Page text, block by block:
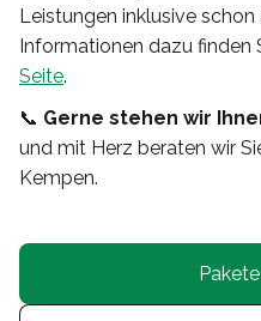
Leistungen inklusive schon
Informationen dazu finden
Seite.
📞 Gerne stehen wir
und mit Herz beraten wir
Kempen.